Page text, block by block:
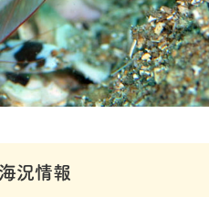
況情報